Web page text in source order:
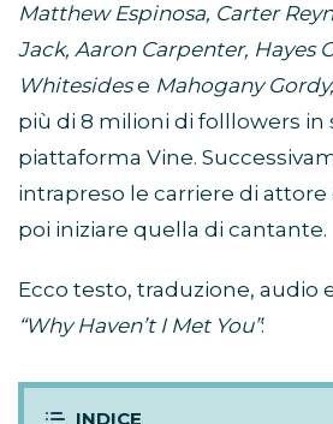
Matthew Espinosa, Carter
Jack, Aaron Carpenter, Hayes
Whitesidese Mahogany Gordy,
più di 8 milioni di folllowers in
piattaforma Vine.
intrapreso le carriere di
poi iniziare quella di cantante.
Ecco testo, traduzione, audio
“Why Haven’t I Met You”: